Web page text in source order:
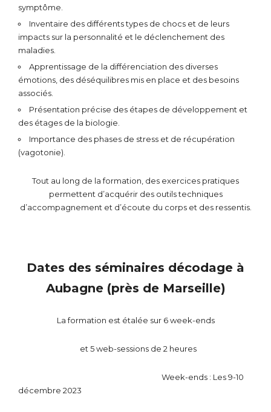
symptôme.
Inventaire des différents types de chocs et de leurs
impacts sur la personnalité et le déclenchement des
maladies.
Apprentissage de la différenciation des diverses
émotions, des déséquilibres mis en place et des besoins
associés.
Présentation précise des étapes de développement et
des étages de la biologie.
Importance des phases de stress et de récupération
(vagotonie).
Tout au long de la formation, des exercices pratiques
permettent d’acquérir des outils techniques
d’accompagnement et d’écoute du corps et des ressentis.
Dates des séminaires décodage à
Aubagne (près de Marseille)
La formation est étalée sur 6 week-ends
et 5 web-sessions de 2 heures
Week-ends : Les 9-10
décembre 2023